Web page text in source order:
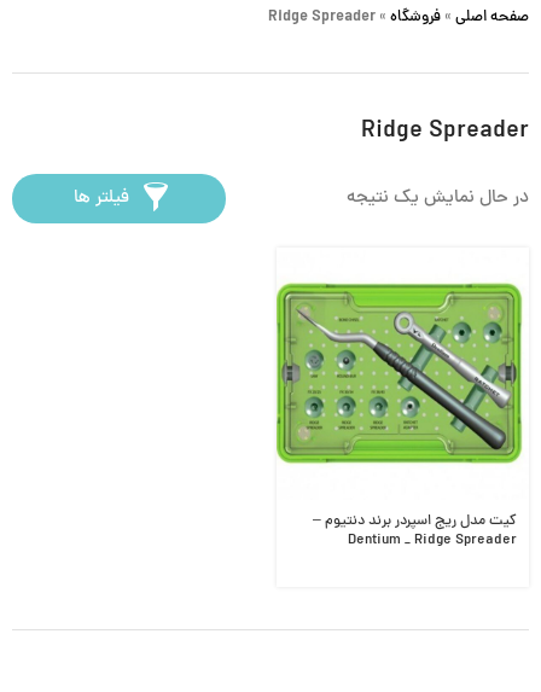
صفحه اصلی » فروشگاه »
Ridge Spreader
Ridge Spreader
در حال نمایش یک نتیجه فیلتر ها
کیت مدل ریج اسپردر برند دنتیوم –
Dentium _ Ridge Spreader